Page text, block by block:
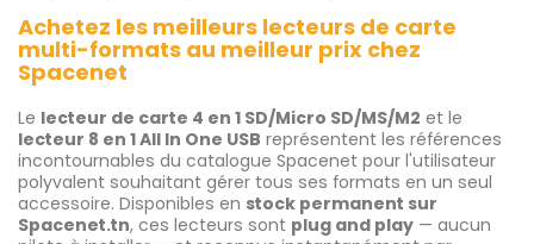
Achetez les meilleurs lecteurs de carte
multi-formats au meilleur prix chez
Spacenet
Le lecteur de carte 4 en 1 SD/Micro SD/MS/M2 et le
lecteur 8 en 1 All In One USB représentent les références
incontournables du catalogue Spacenet pour l'utilisateur
polyvalent souhaitant gérer tous ses formats en un seul
accessoire. Disponibles en stock permanent sur
Spacenet.tn, ces lecteurs sont plug and play — aucun